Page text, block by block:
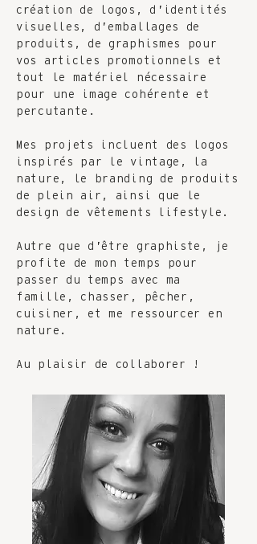
création de logos, d’identités
visuelles, d’emballages de
produits, de graphismes pour
vos articles promotionnels et
tout le matériel nécessaire
pour une image cohérente et
percutante.
Mes projets incluent des logos
inspirés par le vintage, la
nature, le branding de produits
de plein air, ainsi que le
design de vêtements lifestyle.
Autre que d’être graphiste, je
profite de mon temps pour
passer du temps avec ma
famille, chasser, pêcher,
cuisiner, et me ressourcer en
nature.
Au plaisir de collaborer !